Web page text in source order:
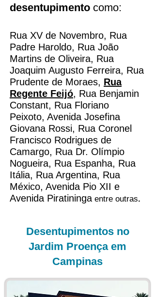
desentupimento como:
Rua XV de Novembro, Rua
Padre Haroldo, Rua João
Martins de Oliveira, Rua
Joaquim Augusto Ferreira, Rua
Prudente de Moraes, Rua
Regente Feijó, Rua Benjamin
Constant, Rua Floriano
Peixoto, Avenida Josefina
Giovana Rossi, Rua Coronel
Francisco Rodrigues de
Camargo, Rua Dr. Olímpio
Nogueira, Rua Espanha, Rua
Itália, Rua Argentina, Rua
México, Avenida Pio XII e
Avenida Piratiningaentre outras.
Desentupimentos no
Jardim Proença em
Campinas